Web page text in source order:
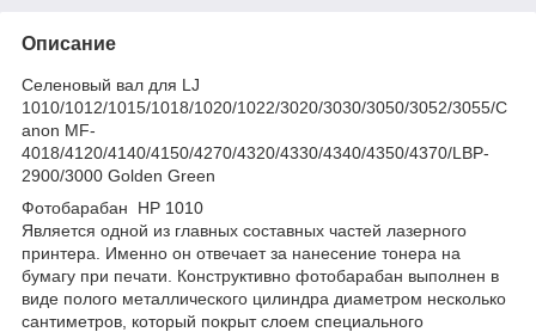
Описание
Селеновый вал для LJ
1010/1012/1015/1018/1020/1022/3020/3030/3050/3052/3055/C
anon MF-
4018/4120/4140/4150/4270/4320/4330/4340/4350/4370/LBP-
2900/3000 Golden Green
Фотобарабан HP 1010
Является одной из главных составных частей лазерного
принтера. Именно он отвечает за нанесение тонера на
бумагу при печати. Конструктивно фотобарабан выполнен в
виде полого металлического цилиндра диаметром несколько
сантиметров, который покрыт слоем специального